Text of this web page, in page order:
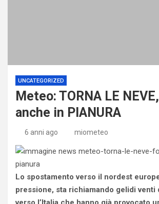
UNCATEGORIZED
Meteo: TORNA LE
anche in PIANURA
6 anni ago miometeo
Lo spostamento verso il nordest
pressione, sta richiamando gelidi venti